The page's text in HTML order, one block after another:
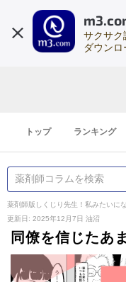
サクサク
ダウンロ
トップ ランキング
薬剤師版しくじり先生！私みたいに
更新日: 2025年12月7日 油沼
同僚を信じたあ